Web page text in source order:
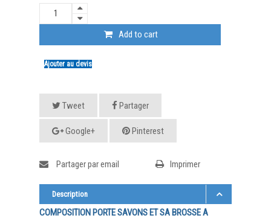
Add to cart
Ajouter au devis
Tweet Partager
Google+ Pinterest
Imprimer
Partager par email
Description
COMPOSITION PORTE SAVONS ET SA BROSSE A